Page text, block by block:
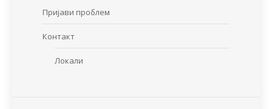
Пријави проблем
Контакт
Локали